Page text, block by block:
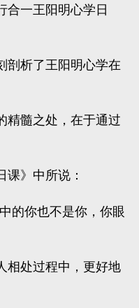
合一王阳明心学日
剖析了王阳明心学在
精髓之处，在于通过
课》中所说：
的你也不是你，你眼
相处过程中，更好地